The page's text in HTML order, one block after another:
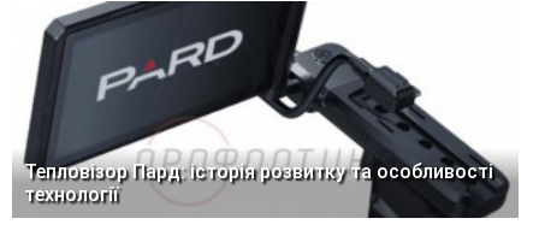
Тепловізор Пард: історія розвитку та особливості
технології